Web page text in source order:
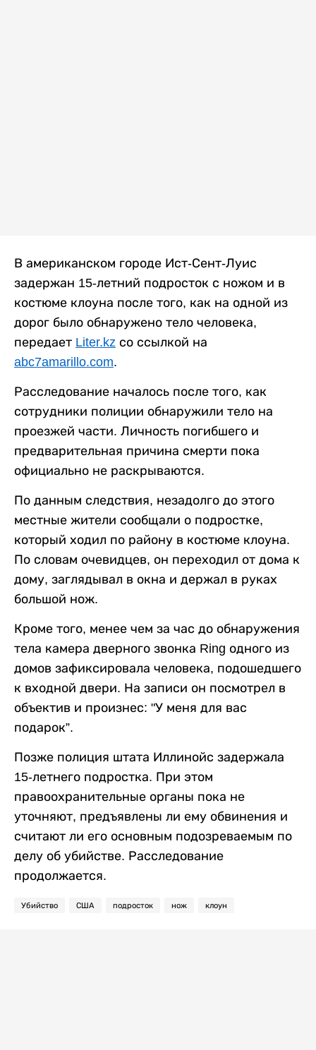
В американском городе Ист-Сент-Луис
задержан 15-летний подросток с ножом и в
костюме клоуна после того, как на одной из
дорог было обнаружено тело человека,
передает Liter.kz со ссылкой на
abc7amarillo.com.
Расследование началось после того, как
сотрудники полиции обнаружили тело на
проезжей части. Личность погибшего и
предварительная причина смерти пока
официально не раскрываются.
По данным следствия, незадолго до этого
местные жители сообщали о подростке,
который ходил по району в костюме клоуна.
По словам очевидцев, он переходил от дома к
дому, заглядывал в окна и держал в руках
большой нож.
Кроме того, менее чем за час до обнаружения
тела камера дверного звонка Ring одного из
домов зафиксировала человека, подошедшего
к входной двери. На записи он посмотрел в
объектив и произнес: "У меня для вас
подарок”.
Позже полиция штата Иллинойс задержала
15-летнего подростка. При этом
правоохранительные органы пока не
уточняют, предъявлены ли ему обвинения и
считают ли его основным подозреваемым по
делу об убийстве. Расследование
продолжается.
Убийство США подросток нож клоун